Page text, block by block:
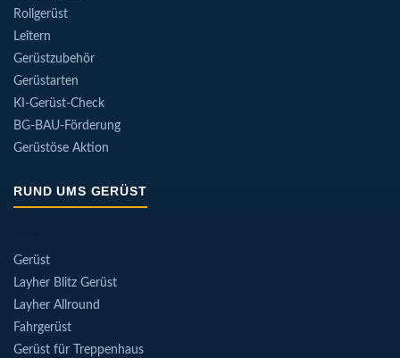
Rollgerüst
Leitern
Gerüstzubehör
Gerüstarten
KI-Gerüst-Check
BG-BAU-Förderung
Gerüstöse Aktion
RUND UMS GERÜST
Gerüst
Layher Blitz Gerüst
Layher Allround
Fahrgerüst
Gerüst für Treppenhaus